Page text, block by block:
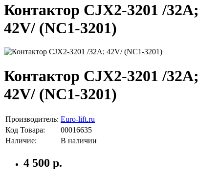
Контактор CJX2-3201 /32A;
42V/ (NC1-3201)
Контактор CJX2-3201 /32A;
42V/ (NC1-3201)
Производитель: Euro-lift.ru
Код Товара:
00016635
Наличие:
В наличии
4 500 р.